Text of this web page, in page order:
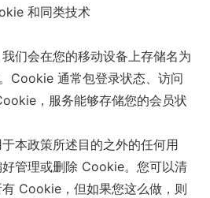
和同类技术
们会在您的移动设备上存储名为
Cookie 通常包登录状态、访问
，服务能够存储您的会员状
本政策所述目的之外的任何用
管理或删除 Cookie。您可以清
Cookie，但如果您这么做，则